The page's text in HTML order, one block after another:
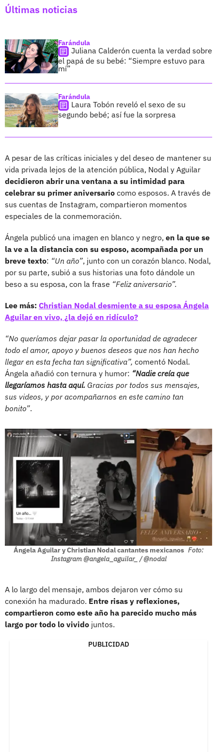
Últimas noticias
Farándula
Juliana Calderón cuenta la verdad sobre
el papá de su bebé: “Siempre estuvo para
mí”
Farándula
Laura Tobón reveló el sexo de su
segundo bebé; así fue la sorpresa
A pesar de las críticas iniciales y del deseo de mantener su
vida privada lejos de la atención pública, Nodal y Aguilar
decidieron abrir una ventana a su intimidad para
celebrar su primer aniversario como esposos. A través de
sus cuentas de Instagram, compartieron momentos
especiales de la conmemoración.
Ángela publicó una imagen en blanco y negro, en la que se
la ve a la distancia con su esposo, acompañada por un
breve texto: “Un año”, junto con un corazón blanco. Nodal,
por su parte, subió a sus historias una foto dándole un
beso a su esposa, con la frase “Feliz aniversario”.
Lee más: Christian Nodal desmiente a su esposa Ángela
Aguilar en vivo, ¿la dejó en ridículo?
“No queríamos dejar pasar la oportunidad de agradecer
todo el amor, apoyo y buenos deseos que nos han hecho
llegar en esta fecha tan significativa”, comentó Nodal.
Ángela añadió con ternura y humor: “Nadie creía que
llegaríamos hasta aquí. Gracias por todos sus mensajes,
sus videos, y por acompañarnos en este camino tan
bonito”.
Ángela Aguilar y Christian Nodal cantantes mexicanos Foto:
Instagram @angela_aguilar_ / @nodal
A lo largo del mensaje, ambos dejaron ver cómo su
conexión ha madurado. Entre risas y reflexiones,
compartieron como este año ha parecido mucho más
largo por todo lo vivido juntos.
PUBLICIDAD